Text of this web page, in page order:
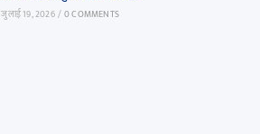
जुलाई 19, 2026 /0 COMMENTS